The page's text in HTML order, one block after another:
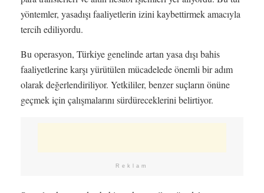
yöntemler, yasadışı faaliyetlerin izini kaybettirmek amacıyla
tercih ediliyordu.
Bu operasyon, Türkiye genelinde artan yasa dışı bahis
faaliyetlerine karşı yürütülen mücadelede önemli bir adım
olarak değerlendiriliyor. Yetkililer, benzer suçların önüne
geçmek için çalışmalarını sürdüreceklerini belirtiyor.
Reklam